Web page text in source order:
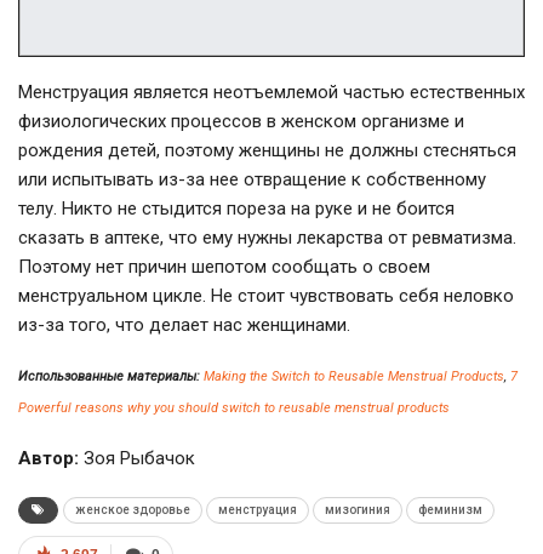
Менструация является неотъемлемой частью естественных
физиологических процессов в женском организме и
рождения детей, поэтому женщины не должны стесняться
или испытывать из-за нее отвращение к собственному
телу. Никто не стыдится пореза на руке и не боится
сказать в аптеке, что ему нужны лекарства от ревматизма.
Поэтому нет причин шепотом сообщать о своем
менструальном цикле. Не стоит чувствовать себя неловко
из-за того, что делает нас женщинами.
Использованные материалы: Making the Switch to Reusable Menstrual Products, 7
Powerful reasons why you should switch to reusable menstrual products
Автор: Зоя Рыбачок
женское здоровье менструация мизогиния феминизм